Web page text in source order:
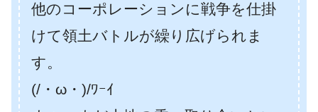
他のコーポレーションに戦争を仕掛
けて領土バトルが繰り広げられま
す。
(/・ω・)/ﾜｰｲ